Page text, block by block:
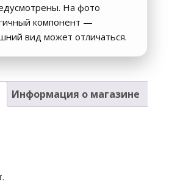
На фото
компонент —
вид может отличаться.
Информация о магазине